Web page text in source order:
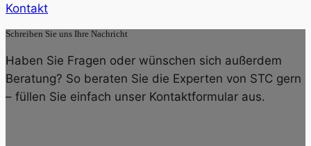
Kontakt
Schreiben Sie uns Ihre Nachricht
Haben Sie Fragen oder wünschen sich außerdem
Beratung? So beraten Sie die Experten von STC gern
– füllen Sie einfach unser Kontaktformular aus.